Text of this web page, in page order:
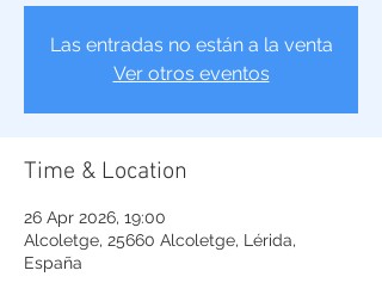
Las entradas no están a la venta
Ver otros eventos
Time & Location
26 Apr 2026, 19:00
Alcoletge, 25660 Alcoletge, Lérida,
España